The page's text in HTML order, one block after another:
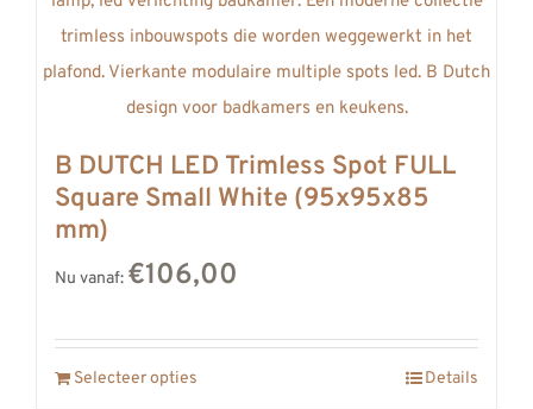
B DUTCH LED Trimless Spot FULL
Square Small White (95x95x85
mm)
Nu vanaf: €106,00
Selecteer opties Details